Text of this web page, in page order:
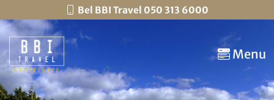
Bel BBI Travel 050 313 6000
Menu